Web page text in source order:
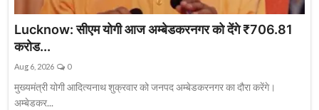
Lucknow: सीएम योगी आज अम्बेडकरनगर को देंगे ₹706.81
करोड...
Aug 6, 2026 0
मुख्यमंत्री योगी आदित्यनाथ शुक्रवार को जनपद अम्बेडकरनगर का दौरा करेंगे।
अम्बेडकर...